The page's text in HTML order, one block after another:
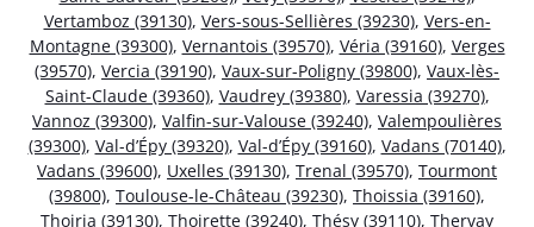
Vertamboz (39130), Vers-sous-Sellières (39230), Vers-en-
Montagne (39300), Vernantois (39570), Véria (39160), Verges
(39570), Vercia (39190), Vaux-sur-Poligny (39800), Vaux-lès-
Saint-Claude (39360), Vaudrey (39380), Varessia (39270),
Vannoz (39300), Valfin-sur-Valouse (39240), Valempoulières
(39300), Val-d’Épy (39320), Val-d’Épy (39160), Vadans (70140),
Vadans (39600), Uxelles (39130), Trenal (39570), Tourmont
(39800), Toulouse-le-Château (39230), Thoissia (39160),
Thoiria (39130), Thoirette (39240), Thésy (39110), Thervay